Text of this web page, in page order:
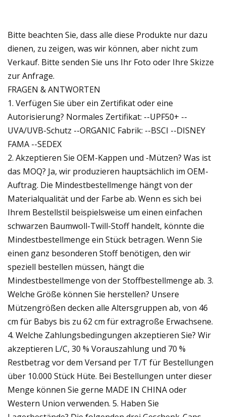
Bitte beachten Sie, dass alle diese Produkte nur dazu
dienen, zu zeigen, was wir können, aber nicht zum
Verkauf. Bitte senden Sie uns Ihr Foto oder Ihre Skizze
zur Anfrage.
FRAGEN & ANTWORTEN
1. Verfügen Sie über ein Zertifikat oder eine
Autorisierung? Normales Zertifikat: --UPF50+ --
UVA/UVB-Schutz --ORGANIC Fabrik: --BSCI --DISNEY
FAMA --SEDEX
2. Akzeptieren Sie OEM-Kappen und -Mützen? Was ist
das MOQ? Ja, wir produzieren hauptsächlich im OEM-
Auftrag. Die Mindestbestellmenge hängt von der
Materialqualität und der Farbe ab. Wenn es sich bei
Ihrem Bestellstil beispielsweise um einen einfachen
schwarzen Baumwoll-Twill-Stoff handelt, könnte die
Mindestbestellmenge ein Stück betragen. Wenn Sie
einen ganz besonderen Stoff benötigen, den wir
speziell bestellen müssen, hängt die
Mindestbestellmenge von der Stoffbestellmenge ab. 3.
Welche Größe können Sie herstellen? Unsere
Mützengrößen decken alle Altersgruppen ab, von 46
cm für Babys bis zu 62 cm für extragroße Erwachsene.
4. Welche Zahlungsbedingungen akzeptieren Sie? Wir
akzeptieren L/C, 30 % Vorauszahlung und 70 %
Restbetrag vor dem Versand per T/T für Bestellungen
über 10.000 Stück Hüte. Bei Bestellungen unter dieser
Menge können Sie gerne MADE IN CHINA oder
Western Union verwenden. 5. Haben Sie